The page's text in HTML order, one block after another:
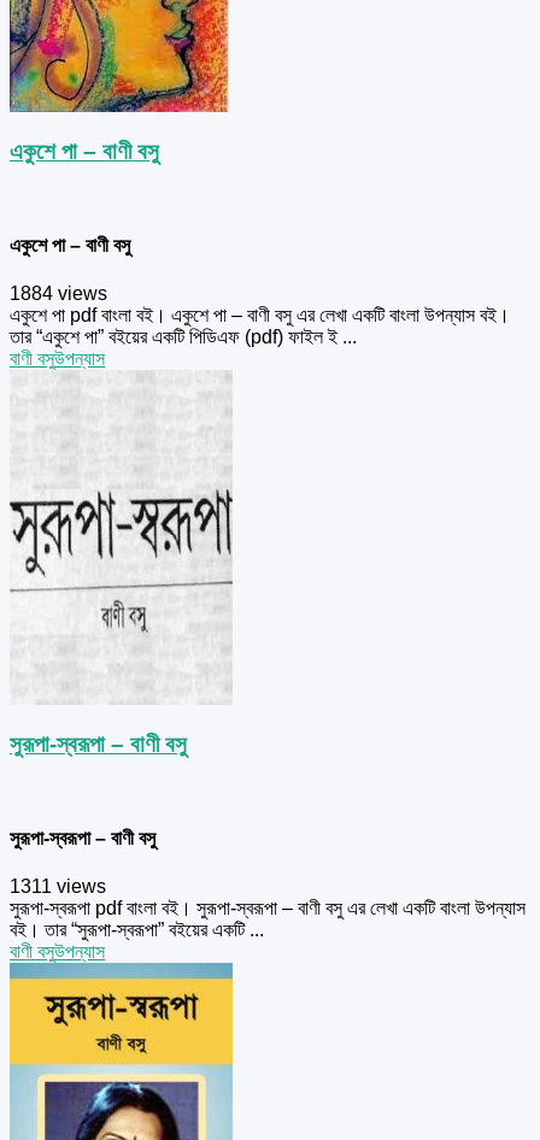
একুশে পা – বাণী বসু
একুশে পা – বাণী বসু
1884 views
একুশে পা pdf বাংলা বই। একুশে পা – বাণী বসু এর লেখা একটি বাংলা উপন্যাস বই।
তার “একুশে পা” বইয়ের একটি পিডিএফ (pdf) ফাইল ই ...
বাণী বসুউপন্যাস
সুরূপা-স্বরূপা – বাণী বসু
সুরূপা-স্বরূপা – বাণী বসু
1311 views
সুরূপা-স্বরূপা pdf বাংলা বই। সুরূপা-স্বরূপা – বাণী বসু এর লেখা একটি বাংলা উপন্যাস
বই। তার “সুরূপা-স্বরূপা” বইয়ের একটি ...
বাণী বসুউপন্যাস